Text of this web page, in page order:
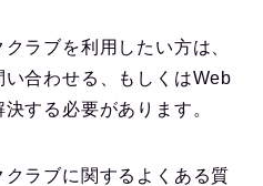
ラブを利用したい方は、
合わせる、もしくはWeb
する必要があります。
ラブに関するよくある質